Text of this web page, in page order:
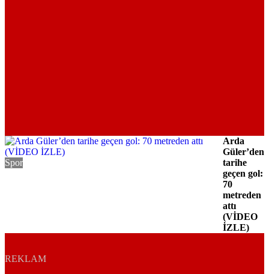
Spor
Arda
Güler’den
tarihe
geçen gol:
70
metreden
attı
(VİDEO
İZLE)
REKLAM